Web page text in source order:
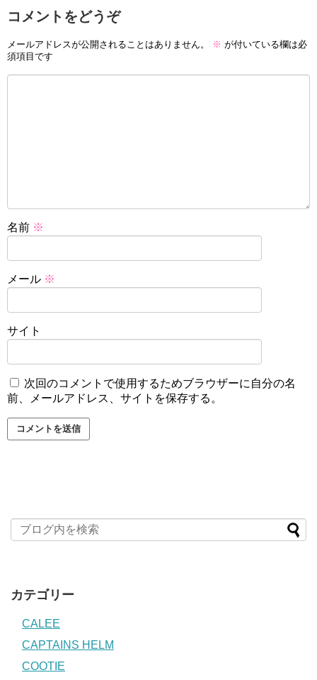
コメントをどうぞ
メールアドレスが公開されることはありません。 ※ が付いている欄は必
須項目です
名前 ※
メール ※
サイト
次回のコメントで使用するためブラウザーに自分の名
前、メールアドレス、サイトを保存する。
カテゴリー
CALEE
CAPTAINS HELM
COOTIE